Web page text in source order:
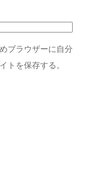
ブラウザーに自分
トを保存する。